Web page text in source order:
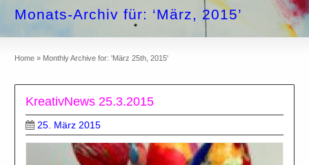
Monats-Archiv für: ‘März, 2015’
Home » Monthly Archive for: 'März 25th, 2015'
KreativNews 25.3.2015
25. März 2015